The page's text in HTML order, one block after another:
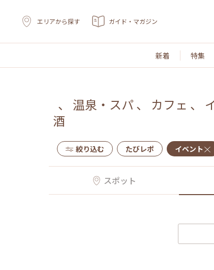
エリアから探す ガイド・マガジン
新着 特集
、 温泉・スパ 、 カフェ 、
酒
絞り込む たびレポ イベント
スポット